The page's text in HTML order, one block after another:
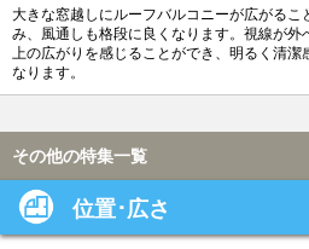
大きな窓越しにルーフバルコニーが広がるこ
み、風通しも格段に良くなります。視線が外
上の広がりを感じることができ、明るく清潔
なります。
その他の特集一覧
位置･広さ